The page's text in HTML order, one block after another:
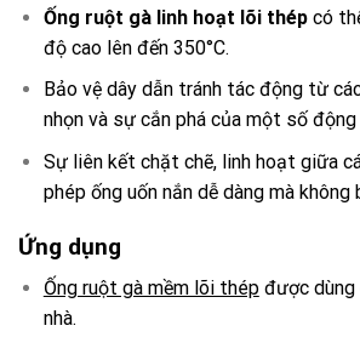
Ống ruột gà linh hoạt lõi thépcó
độ cao lên đến 350°C.
Bảo vệ dây dẫn tránh tác động từ
nhọn và sự cắn phá của một số
Sự liên kết chặt chẽ, linh hoạt giữa
phép ống uốn nắn dễ dàng mà không
Ứng dụng
Ống ruột gà mềm lõi thépđược dùng
nhà.